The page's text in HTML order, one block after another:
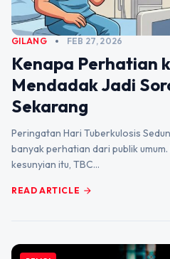
GILANG FEB 27, 2026
Kenapa Perhatian
Mendadak Jadi
Sekarang
Peringatan Hari Tuberkulosis
banyak perhatian dari publik
kesunyian itu, TBC…
READ ARTICLE arrow_forward